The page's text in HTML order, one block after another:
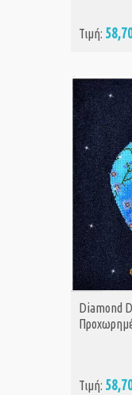
Τιμή:
Diamond
Τιμή: